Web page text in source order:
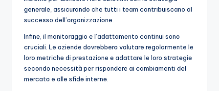
generale, assicurando che tutti i team contribuiscano al
successo dell’organizzazione.
Infine, il monitoraggio e l’adattamento continui sono
cruciali. Le aziende dovrebbero valutare regolarmente le
loro metriche di prestazione e adattare le loro strategie
secondo necessità per rispondere ai cambiamenti del
mercato e alle sfide interne.